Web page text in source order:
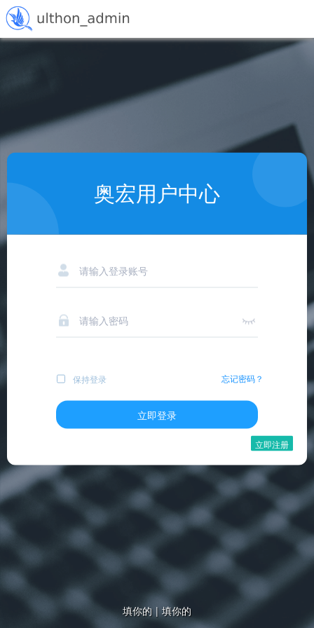
奥宏用户中心
保持登录 忘记密码？
立即登录
立即注册
填你的 | 填你的